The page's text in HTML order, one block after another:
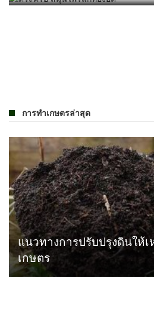
การทำเกษตรล่าสุด
แนวทางการปรับปรุงดินให้
เกษตร